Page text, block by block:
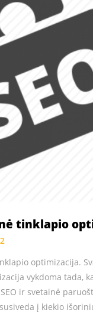
tinklapio
optimizacija.
vykdoma tada,
ir svetainė
į kiekio